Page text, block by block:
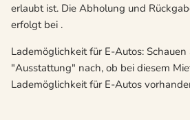
erlaubt ist. Die Abholung und
erfolgt bei .
Lademöglichkeit für E-Autos:
"Ausstattung" nach, ob bei diesem
Lademöglichkeit für E-Autos